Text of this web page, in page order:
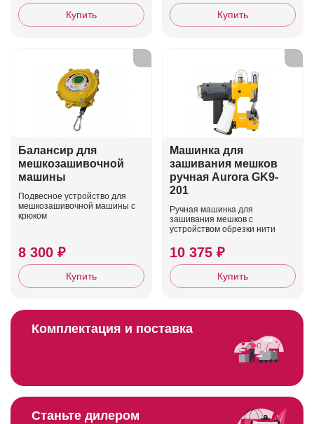
Купить Купить
Балансир для
мешкозашивочной
машины
Подвесное устройство для
мешкозашивочной машины с
крюком
8 300 ₽
Купить
Машинка для
зашивания мешков
ручная Aurora GK9-
201
Ручная машинка для
зашивания мешков с
устройством обрезки нити
10 375 ₽
Купить
Комплектация и поставка
Станьте дилером